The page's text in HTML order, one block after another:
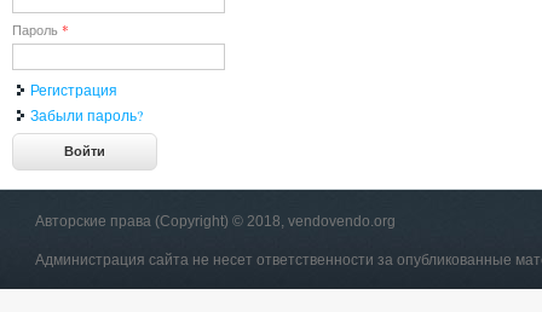
Пароль *
Регистрация
Забыли пароль?
Авторские права (Copyright) © 2018, vendovendo.org
Администрация сайта не несет ответственности за опубликованные